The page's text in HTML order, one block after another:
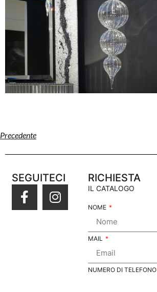
Precedente
SEGUITECI RICHIESTA
IL CATALOGO
NOME
MAIL
NUMERO DI TELEFONO